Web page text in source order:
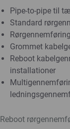
Pipe-to-pipe til
Standard
Grommet
Reboot
installationer
Reboot